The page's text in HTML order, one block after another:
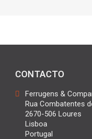
CONTACTO
Ferrugens &
Rua Combatentes
2670-506 Loures
Lisboa
Portugal